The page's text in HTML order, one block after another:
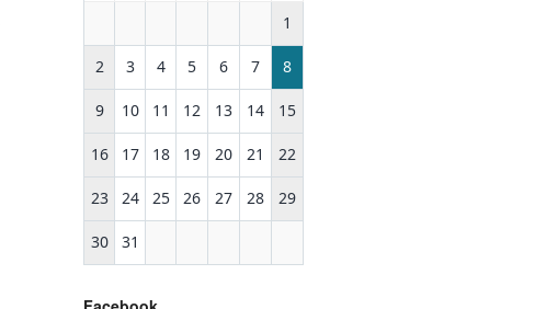
1
2 3 4 5 6 7 8
9 10 11 12 13 14 15
16 17 18 19 20 21 22
23 24 25 26 27 28 29
30 31